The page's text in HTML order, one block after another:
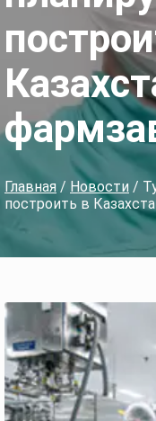
Главная / Новости /
построить в